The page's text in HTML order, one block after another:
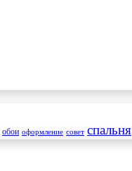
обои оформление совет спальня